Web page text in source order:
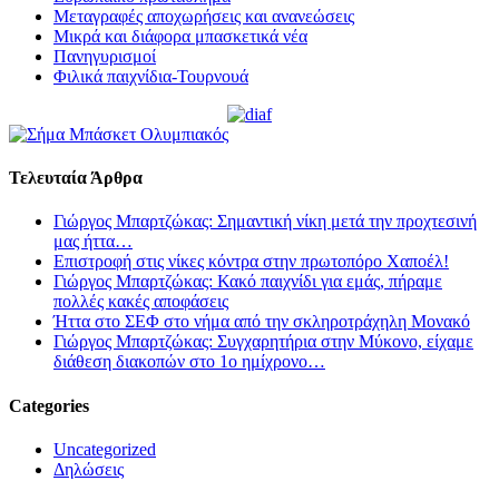
Μεταγραφές αποχωρήσεις και ανανεώσεις
Μικρά και διάφορα μπασκετικά νέα
Πανηγυρισμοί
Φιλικά παιχνίδια-Τουρνουά
Τελευταία Άρθρα
Γιώργος Μπαρτζώκας: Σημαντική νίκη μετά την προχτεσινή
μας ήττα…
Επιστροφή στις νίκες κόντρα στην πρωτοπόρο Χαποέλ!
Γιώργος Μπαρτζώκας: Κακό παιχνίδι για εμάς, πήραμε
πολλές κακές αποφάσεις
Ήττα στο ΣΕΦ στο νήμα από την σκληροτράχηλη Μονακό
Γιώργος Μπαρτζώκας: Συγχαρητήρια στην Μύκονο, είχαμε
διάθεση διακοπών στο 1ο ημίχρονο…
Categories
Uncategorized
Δηλώσεις